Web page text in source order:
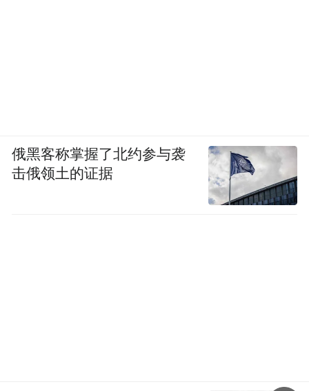
俄黑客称掌握了北约参与袭
击俄领土的证据